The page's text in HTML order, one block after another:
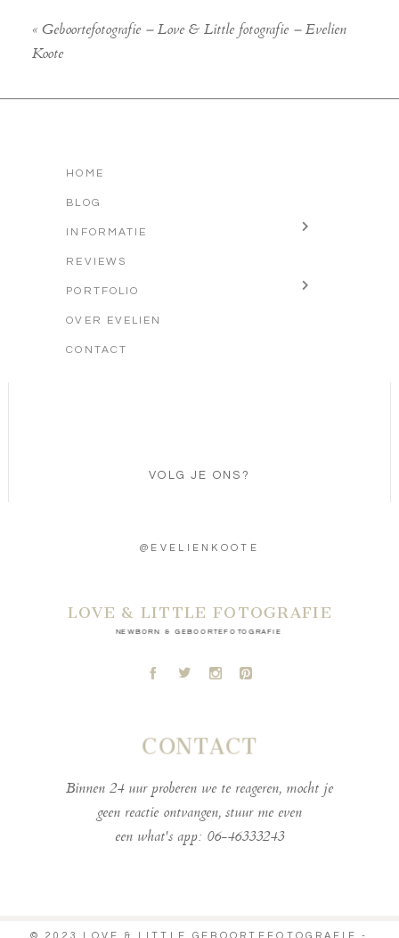
« Geboortefotografie – Love & Little fotografie – Evelien
Koote
HOME
BLOG
INFORMATIE
REVIEWS
PORTFOLIO
OVER EVELIEN
CONTACT
VOLG JE ONS?
@EVELIENKOOTE
NEWBORN & GEBOORTEFOTOGRAFIE
LOVE & LITTLE FOTOGRAFIE
A B C D
CONTACT
Binnen 24 uur proberen we te reageren, mocht je
geen reactie ontvangen, stuur me even
een what's app: 06-46333243
© 2023 LOVE & LITTLE GEBOORTEFOTOGRAFIE -